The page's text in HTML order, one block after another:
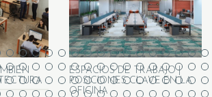
ESPACIOS DE TRABAJO |
POSICIONES CLAVE EN LA
OFICINA